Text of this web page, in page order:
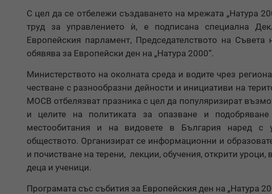
С цел да се отбележи създаването на мрежата „Натура
труд за управлението ѝ, е подписана специална
Европейския парламент, Председателството на
обявява за Европейски ден на „Натура 2000“.
Министерството на околната среда и водите чрез
честване с разнообразни дейности и инициативи на
МОСВ отбелязват празника с цел да популяризират
и целите на политиката за опазване и
местообитания и на видовете в България наред с
обществото. Организират се информационни и
и почистване на терени, лекции, обучения, открити
деца и ученици.
Програмата със събития за Европейския ден на „Натура